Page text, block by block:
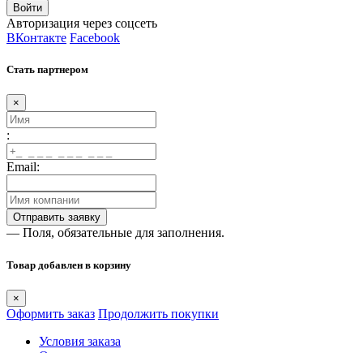
Авторизация через соцсеть
ВКонтакте Facebook
Стать партнером
×
:
Email:
— Поля, обязательные для заполнения.
Товар добавлен в корзину
×
Оформить заказ Продолжить покупки
Условия заказа